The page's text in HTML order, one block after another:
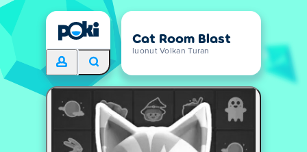
Cat Room Blast
luonut Volkan Turan